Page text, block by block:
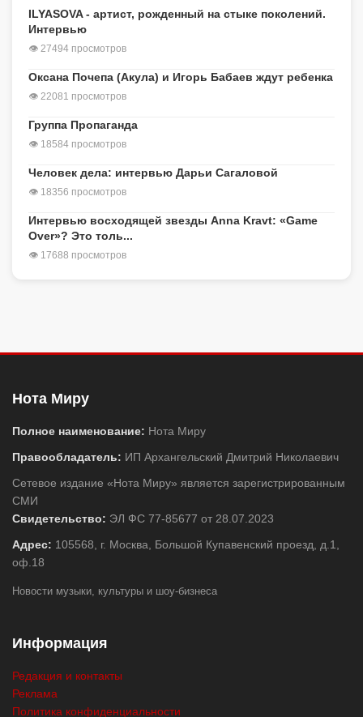
ILYASOVA - артист, рожденный на стыке поколений.
Интервью
👁 27494 просмотров
Оксана Почепа (Акула) и Игорь Бабаев ждут ребенка
👁 22081 просмотров
Группа Пропаганда
👁 18584 просмотров
Человек дела: интервью Дарьи Сагаловой
👁 18356 просмотров
Интервью восходящей звезды Anna Kravt: «Game
Over»? Это толь...
👁 17688 просмотров
Нота Миру
Полное наименование: Нота Миру
Правообладатель: ИП Архангельский Дмитрий Николаевич
Сетевое издание «Нота Миру» является зарегистрированным
СМИ
Свидетельство: ЭЛ ФС 77-85677 от 28.07.2023
Адрес: 105568, г. Москва, Большой Купавенский проезд, д.1,
оф.18
Новости музыки, культуры и шоу-бизнеса
Информация
Редакция и контакты
Реклама
Политика конфиденциальности